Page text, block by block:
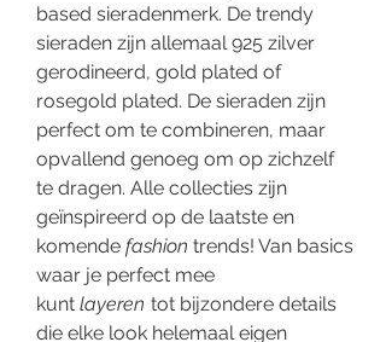
based sieradenmerk. De trendy
sieraden zijn allemaal 925 zilver
gerodineerd, gold plated of
rosegold plated. De sieraden zijn
perfect om te combineren, maar
opvallend genoeg om op zichzelf
te dragen. Alle collecties zijn
geïnspireerd op de laatste en
komende fashion trends! Van basics
waar je perfect mee
kunt layeren tot bijzondere details
die elke look helemaal eigen